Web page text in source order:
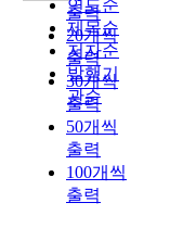
연도순
제목순
저자순
발행기
관순
출력
20개씩
출력
30개씩
출력
50개씩
출력
100개씩
출력